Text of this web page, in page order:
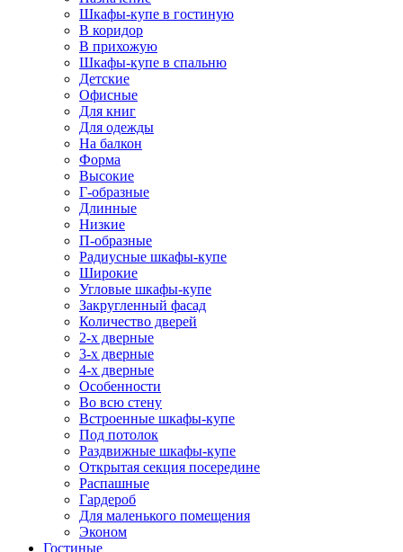
Шкафы-купе в гостиную
В коридор
В прихожую
Шкафы-купе в спальню
Детские
Офисные
Для книг
Для одежды
На балкон
Форма
Высокие
Г-образные
Длинные
Низкие
П-образные
Радиусные шкафы-купе
Широкие
Угловые шкафы-купе
Закругленный фасад
Количество дверей
2-х дверные
3-х дверные
4-х дверные
Особенности
Во всю стену
Встроенные шкафы-купе
Под потолок
Раздвижные шкафы-купе
Открытая секция посередине
Распашные
Гардероб
Для маленького помещения
Эконом
Гостиные